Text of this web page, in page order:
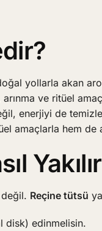
yollarla akan
ve ritüel
enerjiyi de
amaçlarla hem
Reçine tütsü
disk) edinmelisin.